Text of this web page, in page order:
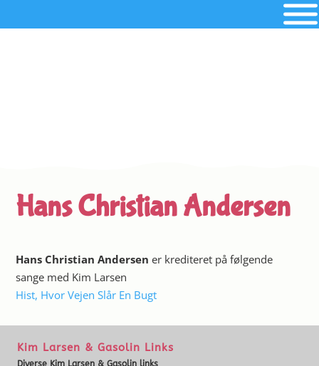
Hans Christian Andersen
Hans Christian Andersen er krediteret på følgende
sange med Kim Larsen
Hist, Hvor Vejen Slår En Bugt
Kim Larsen & Gasolin Links
Diverse Kim Larsen & Gasolin links